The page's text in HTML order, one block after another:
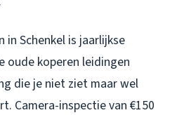
Schenkel is jaarlijkse
oude koperen leidingen
die je niet ziet maar wel
Camera-inspectie van €150